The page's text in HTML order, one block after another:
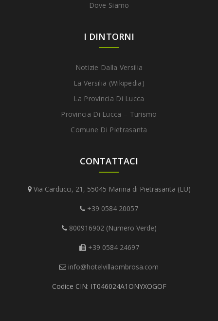
Dove Siamo
I DINTORNI
Notizie Dalla Versilia
La Versilia (Wikipedia)
La Provincia Di Lucca
Provincia Di Lucca – Turismo
Comune Di Pietrasanta
CONTATTACI
Via Carducci, 21, 55045 Marina di Pietrasanta (LU)
+39 0584 20057
800916902 (Numero Verde)
+39 0584 24697
info@hotelvillaombrosa.com
Codice CIN: IT046024A1ONYXOGOF